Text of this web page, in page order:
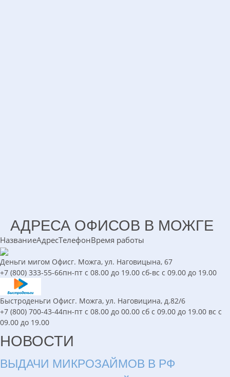
АДРЕСА ОФИСОВ В МОЖГЕ
НазваниеАдресТелефонВремя работы
Деньги мигом Офисг. Можга, ул. Наговицына, 67
+7 (800) 333-55-66пн-пт с 08.00 до 19.00 сб-вс с 09.00 до 19.00
Быстроденьги Офисг. Можга, ул. Наговицина, д.82/6
+7 (800) 700-43-44пн-пт c 08.00 до 00.00 сб c 09.00 до 19.00 вс c
09.00 до 19.00
НОВОСТИ
ВЫДАЧИ МИКРОЗАЙМОВ В РФ